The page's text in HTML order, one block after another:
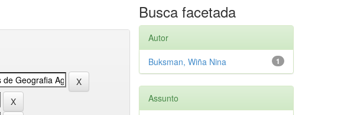
Busca facetada
Autor
1
Buksman, Wiña Nina
Assunto